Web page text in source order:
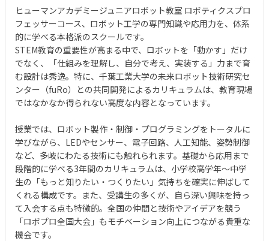
ヒューマンアカデミージュニアロボット教室 ロボティクスプロ
フェッサーコース、ロボット工学の専門知識や応用力を、体系
的に学べる本格派のスクールです。
STEM教育の重要性が高まる中で、ロボットを「動かす」だけ
でなく、「仕組みを理解し、自分で考え、実装する」力まで育
む設計は秀逸。特に、千葉工業大学の未来ロボット技術研究セ
ンター（fuRo）との共同開発によるカリキュラムは、教育現場
ではなかなか得られない高度な内容となっています。
授業では、ロボット製作・制御・プログラミングをトータルに
学びながら、LEDやセンサー、電子回路、人工知能、姿勢制御
など、多岐にわたる技術にも触れられます。基礎から応用まで
段階的に学べる3年間のカリキュラムは、小学校高学年～中学
生の「もっと知りたい・つくりたい」気持ちを確実に伸ばして
くれる構成です。また、受講生の多くが、自ら深い興味を持っ
て入会する点も特徴的。全国の仲間と技術やアイデアを競う
「ロボプロ全国大会」もモチベーション向上につながる貴重な
機会です。